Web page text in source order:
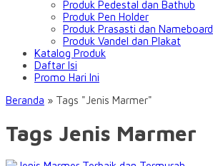
Produk Pedestal dan Bathub
Produk Pen Holder
Produk Prasasti dan Nameboard
Produk Vandel dan Plakat
Katalog Produk
Daftar Isi
Promo Hari Ini
Beranda » Tags "Jenis Marmer"
Tags Jenis Marmer